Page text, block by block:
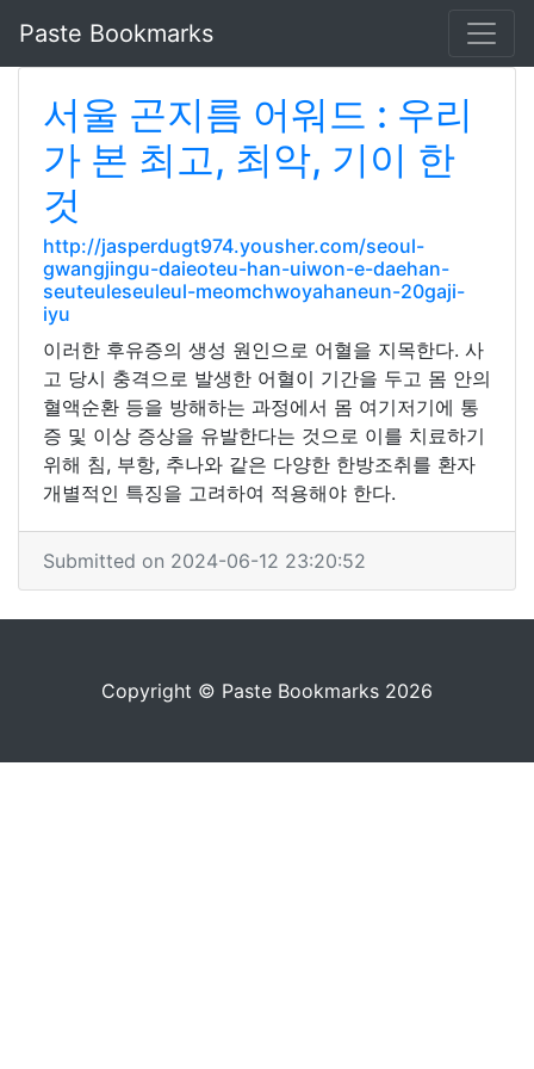
Paste Bookmarks
서울 곤지름 어워드 : 우리
가 본 최고, 최악, 기이 한
것
http://jasperdugt974.yousher.com/seoul-
gwangjingu-daieoteu-han-uiwon-e-daehan-
seuteuleseuleul-meomchwoyahaneun-20gaji-
iyu
이러한 후유증의 생성 원인으로 어혈을 지목한다. 사
고 당시 충격으로 발생한 어혈이 기간을 두고 몸 안의
혈액순환 등을 방해하는 과정에서 몸 여기저기에 통
증 및 이상 증상을 유발한다는 것으로 이를 치료하기
위해 침, 부항, 추나와 같은 다양한 한방조취를 환자
개별적인 특징을 고려하여 적용해야 한다.
Submitted on 2024-06-12 23:20:52
Copyright © Paste Bookmarks 2026